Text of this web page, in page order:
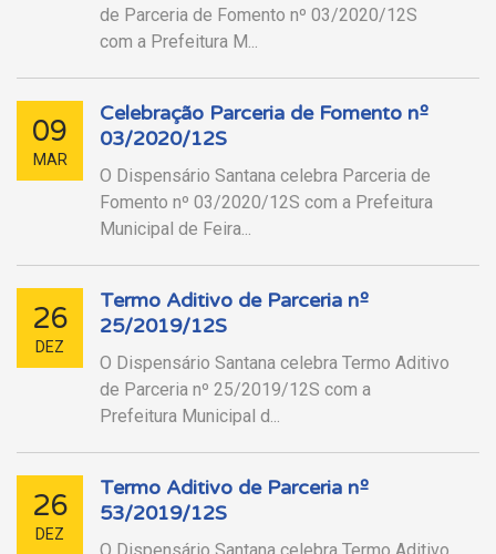
de Parceria de Fomento nº 03/2020/12S
com a Prefeitura M...
09
MAR
Celebração Parceria de Fomento nº
03/2020/12S
O Dispensário Santana celebra Parceria de
Fomento nº 03/2020/12S com a Prefeitura
Municipal de Feira...
26
DEZ
Termo Aditivo de Parceria nº
25/2019/12S
O Dispensário Santana celebra Termo Aditivo
de Parceria nº 25/2019/12S com a
Prefeitura Municipal d...
26
DEZ
Termo Aditivo de Parceria nº
53/2019/12S